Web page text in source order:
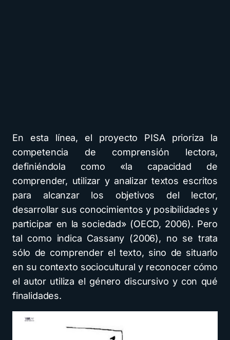
En esta línea, el proyecto PISA prioriza la
competencia de comprensión lectora,
definiéndola como «la capacidad de
comprender, utilizar y analizar textos escritos
para alcanzar los objetivos del lector,
desarrollar sus conocimientos y posibilidades y
participar en la sociedad» (OECD, 2006). Pero
tal como indica Cassany (2006), no se trata
sólo de comprender el texto, sino de situarlo
en su contexto sociocultural y reconocer cómo
el autor utiliza el género discursivo y con qué
finalidades.